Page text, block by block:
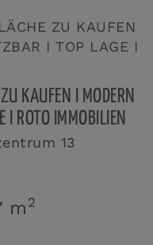
KAUFEN I MODERN
I ROTO IMMOBILIEN
13
m 2